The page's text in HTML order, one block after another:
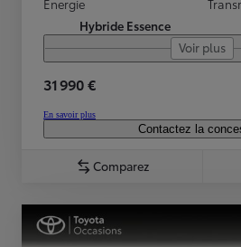
Energie
Hybride Essence
Voir plus
31 990 €
En savoir plus
Contactez la
Comparez